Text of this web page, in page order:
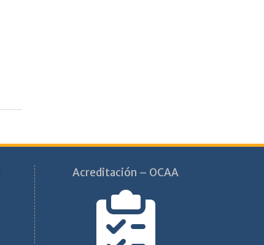
Acreditación – OCAA